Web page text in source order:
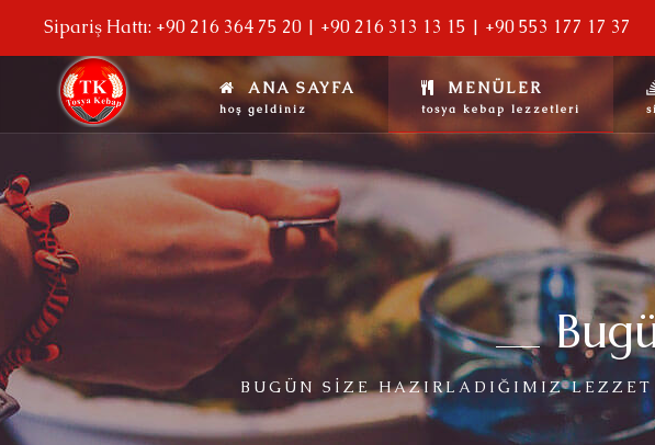
Sipariş Hattı: +90 216 364 75 20 | +90 216 313 13 15 | +90 553 177 17 37
ANA SAYFA
hoş geldiniz
MENÜLER
tosya kebap lezzetleri
BUGÜN SIZE HAZIRLADIĞIMIZ